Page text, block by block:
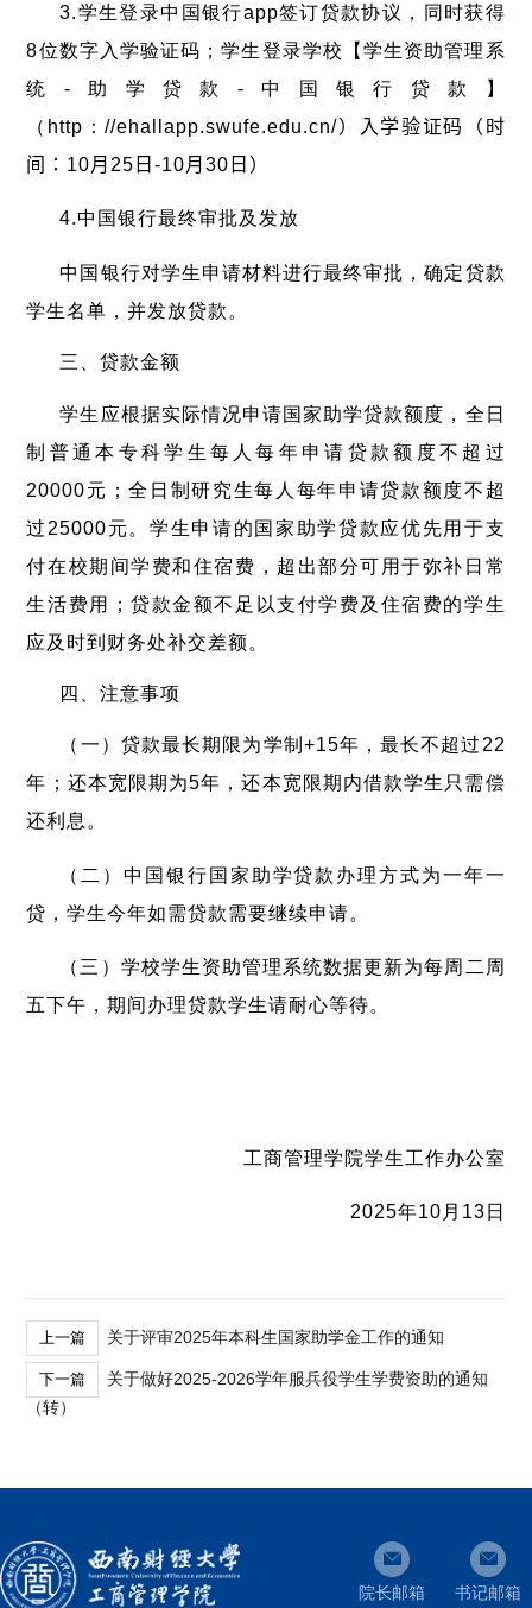
3.学生登录中国银行app签订贷款协议，同时获得
8位数字入学验证码；学生登录学校【学生资助管理系
统-助学贷款-中国银行贷款】
（ http：//ehallapp.swufe.edu.cn/）入学验证码（时
间：10月25日-10月30日）
4.中国银行最终审批及发放
中国银行对学生申请材料进行最终审批，确定贷款
学生名单，并发放贷款。
三、贷款金额
学生应根据实际情况申请国家助学贷款额度，全日
制普通本专科学生每人每年申请贷款额度不超过
20000元；全日制研究生每人每年申请贷款额度不超
过25000元。学生申请的国家助学贷款应优先用于支
付在校期间学费和住宿费，超出部分可用于弥补日常
生活费用；贷款金额不足以支付学费及住宿费的学生
应及时到财务处补交差额。
四、注意事项
（一）贷款最长期限为学制+15年，最长不超过22
年；还本宽限期为5年，还本宽限期内借款学生只需偿
还利息。
（二）中国银行国家助学贷款办理方式为一年一
贷，学生今年如需贷款需要继续申请。
（三）学校学生资助管理系统数据更新为每周二周
五下午，期间办理贷款学生请耐心等待。
工商管理学院学生工作办公室
2025年10月13日
上一篇 关于评审2025年本科生国家助学金工作的通知
下一篇
关于做好2025-2026学年服兵役学生学费资助的通知
（转）
院长邮箱 书记邮箱